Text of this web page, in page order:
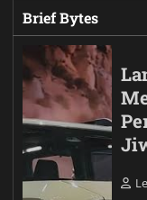
Brief Bytes